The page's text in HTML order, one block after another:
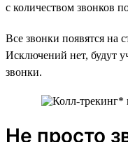
с количеством звонков
Все звонки появятся на
Исключений нет, будут
звонки.
Не просто